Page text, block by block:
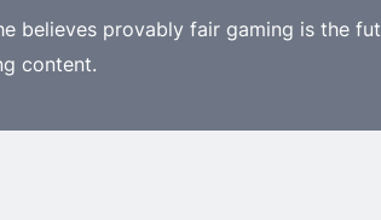
believes provably fair gaming is the
content.